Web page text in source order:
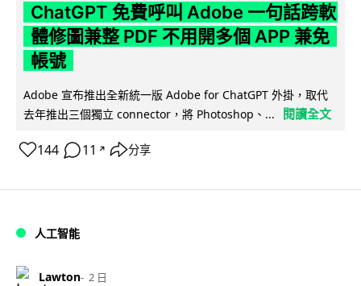
ChatGPT 免費呼叫 Adobe 一句話跨軟
體修圖兼整 PDF 不用開多個 APP 兼免
帳號
Adobe 宣布推出全新統一版 Adobe for ChatGPT 外掛，取代
去年推出三個獨立 connector，將 Photoshop、...
閱讀全文
144 11 ↗ 分享
人工智能
Lawton 2 日